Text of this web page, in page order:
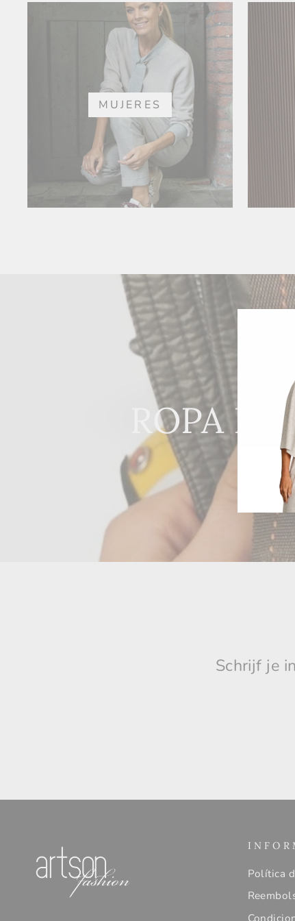
MUJERES
ROPA
Schrijf je
Política